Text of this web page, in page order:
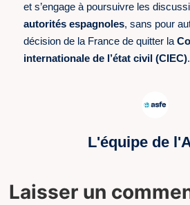
et s’engage à poursuivre les
autorités espagnoles, sans pour
décision de la France de quitter la
internationale de l’état civil (CIEC).
L'équipe de
Laisser un